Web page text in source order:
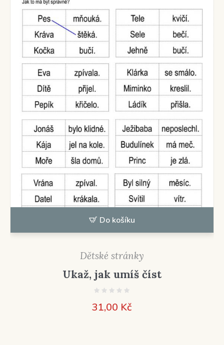
Do košíku
Dětské stránky
Ukaž, jak umíš číst
31,00 Kč